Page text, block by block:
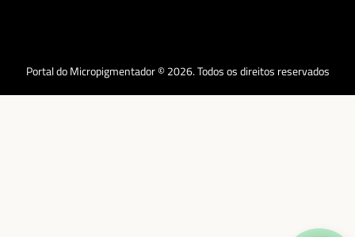
Portal do Micropigmentador © 2026. Todos os direitos reservados